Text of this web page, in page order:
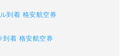
到着 格安航空券
到着 格安航空券